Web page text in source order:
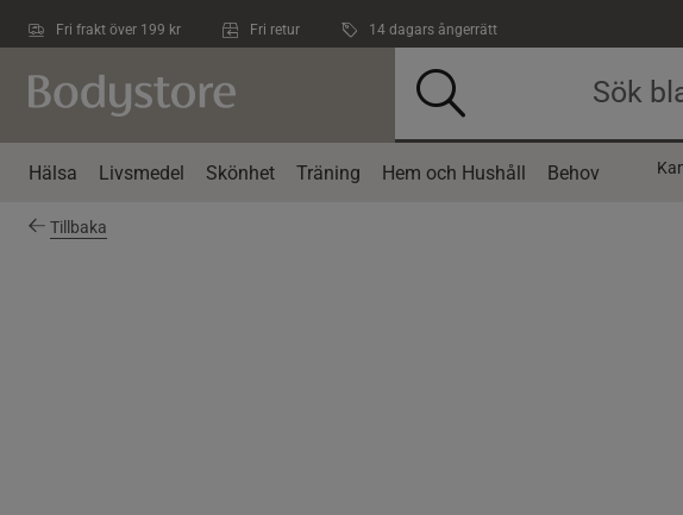
Fri frakt över 199 kr Fri retur 14 dagars ångerrätt
Hälsa Livsmedel Skönhet Träning Hem och Hushåll Behov
Tillbaka